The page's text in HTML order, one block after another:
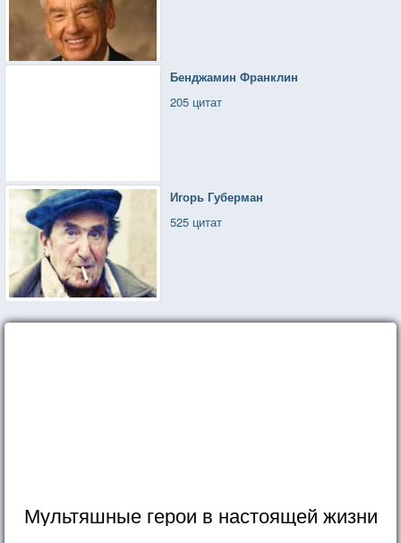
Бенджамин Франклин
205 цитат
Игорь Губерман
525 цитат
Мультяшные герои в настоящей жизни